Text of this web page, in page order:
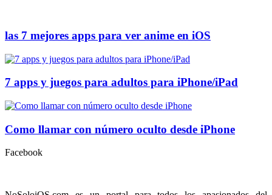
las 7 mejores apps para ver anime en iOS
7 apps y juegos para adultos para iPhone/iPad
Como llamar con número oculto desde iPhone
Facebook